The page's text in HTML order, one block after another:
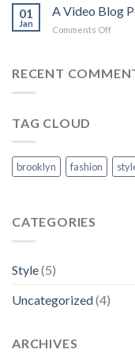
Simple
Blog
01
Jan
A Video Blog
Comments Offon
Blog
RECENT
TAG CLOUD
brooklyn fashion
CATEGORIES
Style(5)
Uncategorized(4)
ARCHIVES